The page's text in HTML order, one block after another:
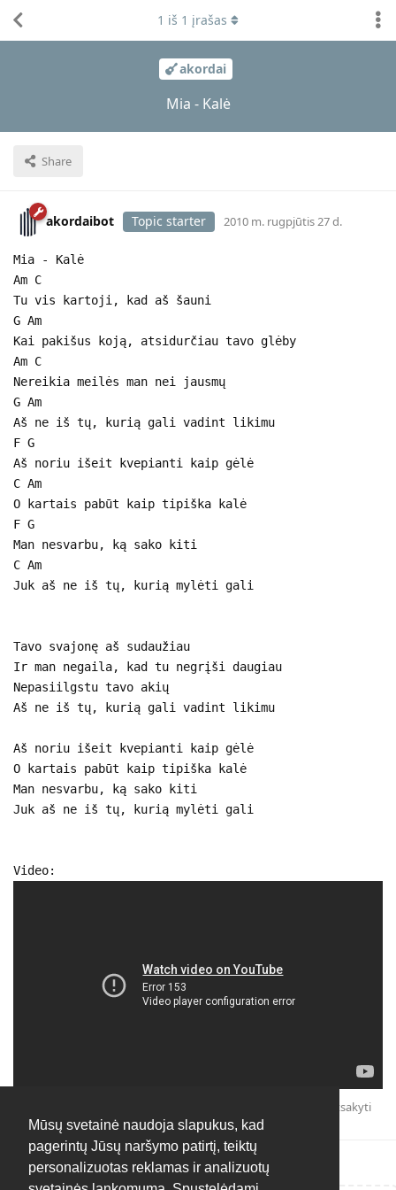
Mūsų svetainė naudoja slapukus, kad
pagerintų Jūsų naršymo patirtį, teiktų
personalizuotas reklamas ir analizuotų
akordai
Mia - Kalė
Share
1 iš 1 įrašas
akordaibot Topic starter 2010 m. rugpjūtis 27 d.
Mia - Kalė
Am C
Tu vis kartoji, kad aš šauni
G Am
Kai pakišus koją, atsidurčiau tavo glėby
Am C
Nereikia meilės man nei jausmų
G Am
Aš ne iš tų, kurią gali vadint likimu
F G
Aš noriu išeit kvepianti kaip gėlė
C Am
O kartais pabūt kaip tipiška kalė
F G
Man nesvarbu, ką sako kiti
C Am
Juk aš ne iš tų, kurią mylėti gali
Tavo svajonę aš sudaužiau
Ir man negaila, kad tu negrįši daugiau
Nepasiilgstu tavo akių
Aš ne iš tų, kurią gali vadint likimu
Aš noriu išeit kvepianti kaip gėlė
O kartais pabūt kaip tipiška kalė
Man nesvarbu, ką sako kiti
Juk aš ne iš tų, kurią mylėti gali
Video:
Atsakyti